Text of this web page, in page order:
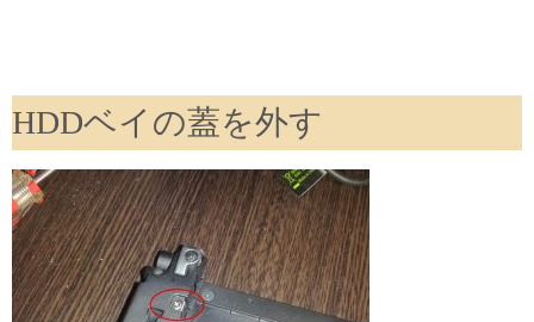
HDDベイの蓋を外す